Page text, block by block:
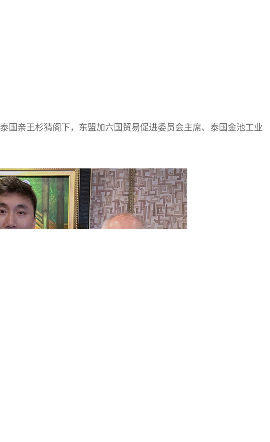
国亲王杉猜阁下，东盟加六国贸易促进委员会主席、泰国金池工业